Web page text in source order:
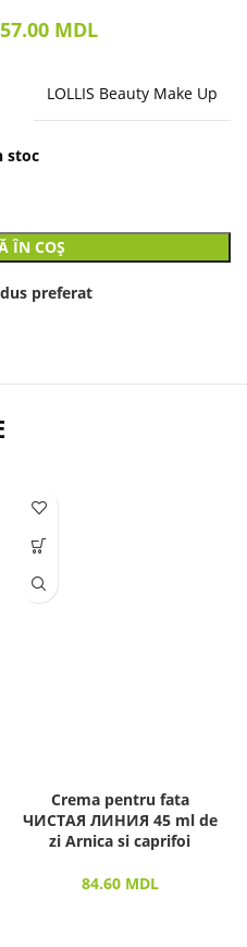
57.00 MDL
LOLLIS Beauty Make Up
stoc
ÎN COȘ
preferat
Crema pentru fata
ЧИСТАЯ ЛИНИЯ 45 ml de
zi Arnica si caprifoi
84.60 MDL